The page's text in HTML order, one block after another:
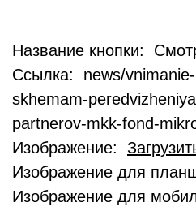
Название кнопки:
Ссылка: news/
skhemam-
partnerov-mkk-fond-
Изображение:
Изображение для
Изображение для